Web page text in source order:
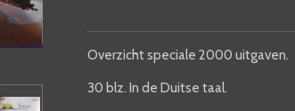
Overzicht speciale 2000 uitgaven.
30 blz. In de Duitse taal.